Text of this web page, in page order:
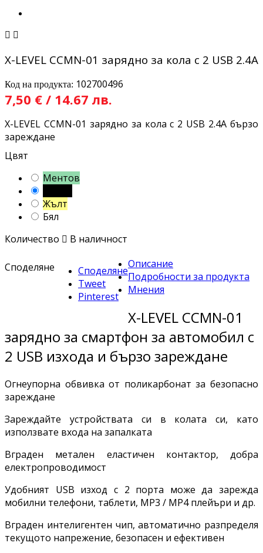
 
X-LEVEL CCMN-01 зарядно за кола с 2 USB 2.4A
Код на продукта: 102700496
7,50 € / 14.67 лв.
X-LEVEL CCMN-01 зарядно за кола с 2 USB 2.4A бързо
зареждане
Цвят
Ментов
Жълт
Бял
Количество  В наличност
Споделяне
Споделяне
Tweet
Pinterest
Описание
Подробности за продукта
Мнения
X-LEVEL CCMN-01
зарядно за смартфон за автомобил с
2 USB изхода и бързо зареждане
Огнеупорна обвивка от поликарбонат за безопасно
зареждане
Зареждайте устройствата си в колата си, като
използвате входа на запалката
Вграден метален еластичен контактор, добра
електропроводимост
Удобният USB изход с 2 порта може да зарежда
мобилни телефони, таблети, MP3 / MP4 плейъри и др.
Вграден интелигентен чип, автоматично разпределя
текущото напрежение, безопасен и ефективен